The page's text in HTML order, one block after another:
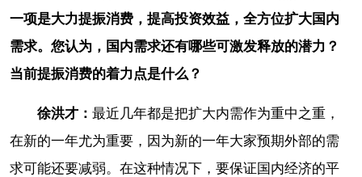
一项是大力提振消费，提高投资效益，全方位扩大国内
需求。您认为，国内需求还有哪些可激发释放的潜力？
当前提振消费的着力点是什么？
徐洪才： 最近几年都是把扩大内需作为重中之重，
在新的一年尤为重要，因为新的一年大家预期外部的需
求可能还要减弱。在这种情况下，要保证国内经济的平